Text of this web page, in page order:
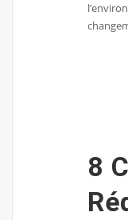
8